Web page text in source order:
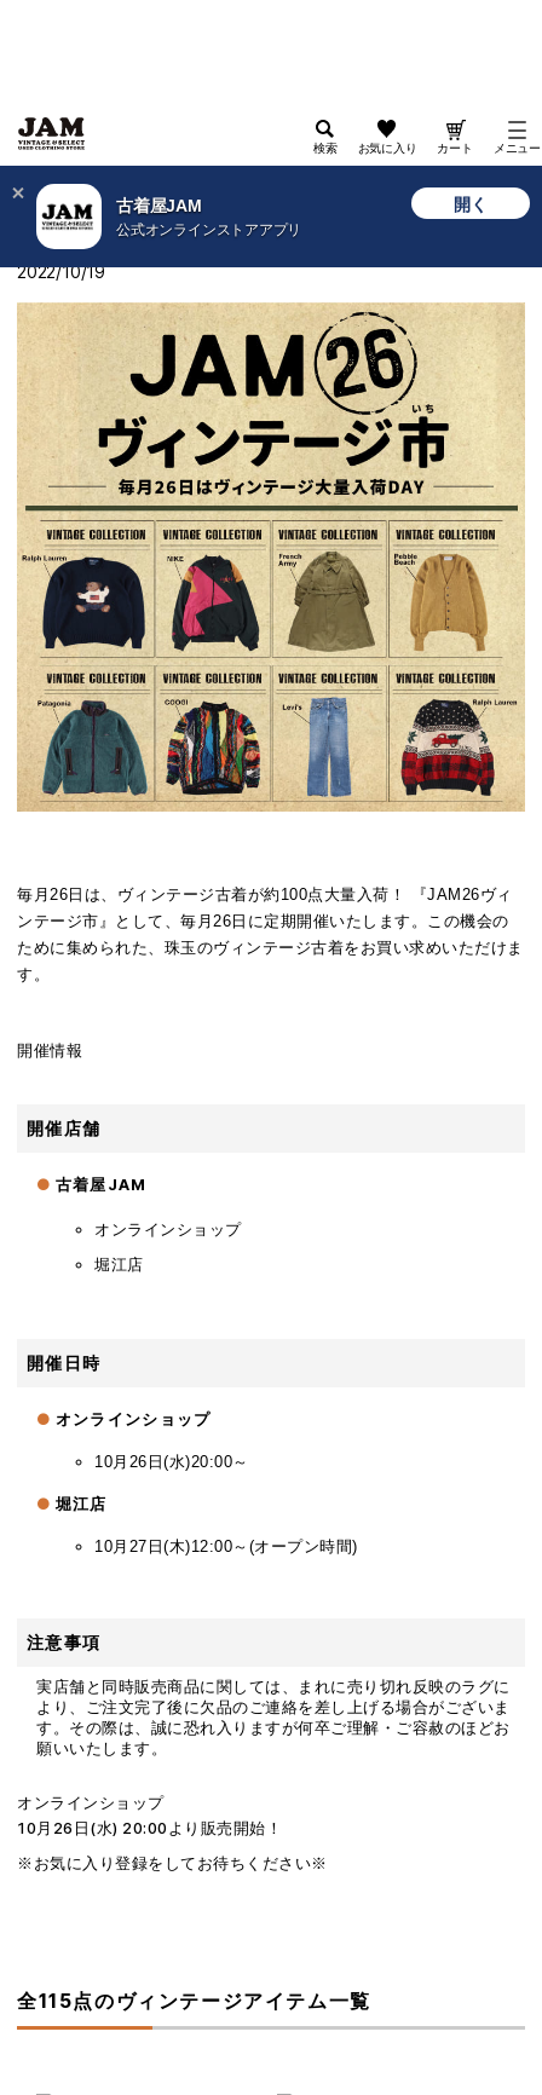
古着屋JAM
公式オンラインストアアプリ
開く
検索 お気に入り カート メニュー
古着屋JAM WEB
JAM26ヴィンテージ市 -10月号-
2022/10/19
毎月26日は、ヴィンテージ古着が約100点大量入荷！ 『JAM26ヴィ
ンテージ市』として、毎月26日に定期開催いたします。この機会の
ために集められた、珠玉のヴィンテージ古着をお買い求めいただけま
す。
開催情報
開催店舗
古着屋JAM
オンラインショップ
堀江店
開催日時
オンラインショップ
10月26日(水)20:00～
堀江店
10月27日(木)12:00～(オープン時間)
注意事項
実店舗と同時販売商品に関しては、まれに売り切れ反映のラグに
より、ご注文完了後に欠品のご連絡を差し上げる場合がございま
す。その際は、誠に恐れ入りますが何卒ご理解・ご容赦のほどお
願いいたします。
オンラインショップ
10月26日(水) 20:00より販売開始！
※お気に入り登録をしてお待ちください※
全115点のヴィンテージアイテム一覧